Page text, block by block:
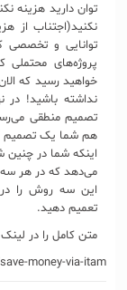
توان دارید هزینه
نکنید(اجتناب از
توانایی و تخصصی
پروژه‌های
خواهید رسید که
نداشته باشید!
تصمیم منطقی
هم شما یک تصمیم
اینکه شما در چنین
می‌دهد که در هر
این سه روش را در
تعمیم دهید.
متن کامل را در
money-via-itam/